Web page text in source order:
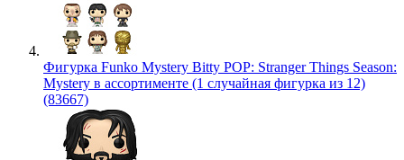
Фигурка Funko Mystery Bitty POP: Stranger Things Season:
Mystery в ассортименте (1 случайная фигурка из 12)
(83667)